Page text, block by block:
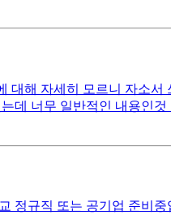
해 자세히 모르니 자소
너무 일반적인 내용인
규직 또는 공기업 준비